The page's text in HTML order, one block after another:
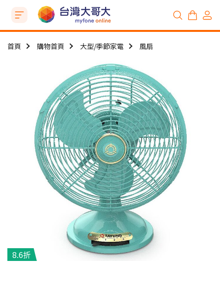
首頁 購物首頁 大型/季節家電 風扇
8.6折